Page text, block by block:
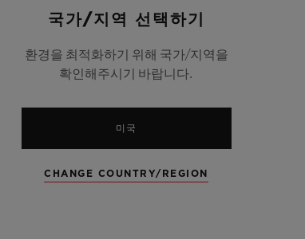
수집하거나 귀하에 대해 수집한 개인정보에
메인/URL로 운영하는 사이트를 포함하여
및 스마트폰 앱 등 위블로가 또는 위블로를
칭하여 아래에서는 “웹사이트”라고 칭합니다.
스타그램 및 X(구 트위터) 등의 제삼자 소셜
또한 당사의 마케팅 활동과 관련하여 소셜
국가/지역 선택하기
환경을 최적화하기 위해 국가/지역을
확인해주시기 바랍니다.
미국
CHANGE COUNTRY/REGION